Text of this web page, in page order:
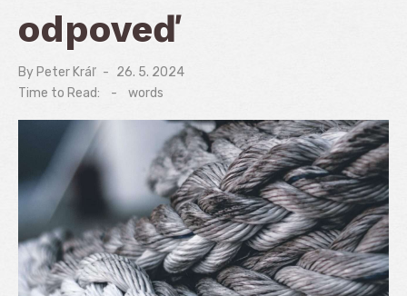
odpoveď
By Peter Kráľ
Posted
on
26. 5. 2024
Time to Read:
- words